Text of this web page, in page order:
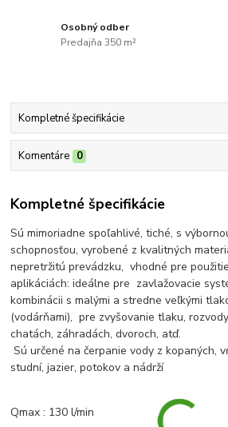
Osobný odber
Predajňa 350 m²
Kompletné špecifikácie
Komentáre 0
Kompletné špecifikácie
Sú mimoriadne spoľahlivé, tiché, s
schopnosťou, vyrobené z kvalitných
nepretržitú prevádzku, vhodné pre
aplikáciách: ideálne pre zavlažovacie
kombinácii s malými a stredne veľkými
(vodárňami), pre zvyšovanie tlaku,
chatách, záhradách, dvoroch, atď.
Sú určené na čerpanie vody z kopaných,
studní, jazier, potokov a nádrží
Qmax : 130 l/min